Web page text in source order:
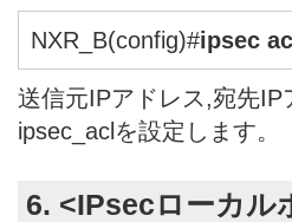
NXR_B(config)#ipsec
送信元IPアドレス,宛先
ipsec_aclを設定します。
6. <IPsecローカル